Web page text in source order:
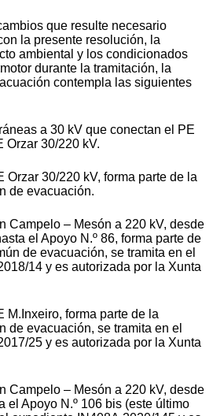
que resulte necesario
la presente resolución, la
ambiental y los condicionados
durante la tramitación, la
contempla las siguientes
a 30 kV que conectan el PE
Orzar 30/220 kV.
Orzar 30/220 kV, forma parte de la
de evacuación.
Campelo – Mesón a 220 kV, desde
el Apoyo N.º 86, forma parte de
de evacuación, se tramita en el
14 y es autorizada por la Xunta
M.Inxeiro, forma parte de la
de evacuación, se tramita en el
25 y es autorizada por la Xunta
Campelo – Mesón a 220 kV, desde
el Apoyo N.º 106 bis (este último